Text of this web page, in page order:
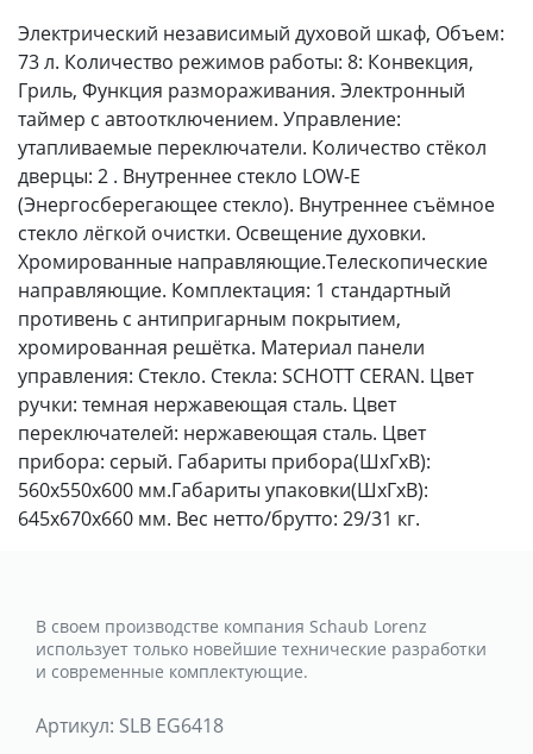
Электрический независимый духовой шкаф, Объем:
73 л. Количество режимов работы: 8: Конвекция,
Гриль, Функция размораживания. Электронный
таймер с автоотключением. Управление:
утапливаемые переключатели. Количество стёкол
дверцы: 2 . Внутреннее стекло LOW-E
(Энергосберегающее стекло). Внутреннее съёмное
стекло лёгкой очистки. Освещение духовки.
Хромированные направляющие.Телескопические
направляющие. Комплектация: 1 стандартный
противень с антипригарным покрытием,
хромированная решётка. Материал панели
управления: Стекло. Стекла: SCHOTT CERAN. Цвет
ручки: темная нержавеющая сталь. Цвет
переключателей: нержавеющая сталь. Цвет
прибора: серый. Габариты прибора(ШхГхВ):
560x550x600 мм.Габариты упаковки(ШхГхВ):
645x670x660 мм. Вес нетто/брутто: 29/31 кг.
В своем производстве компания Schaub Lorenz
использует только новейшие технические разработки
и современные комплектующие.
Артикул: SLB EG6418